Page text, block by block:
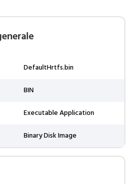
DefaultHrtfs.bin
BIN
Executable Application
Binary Disk Image